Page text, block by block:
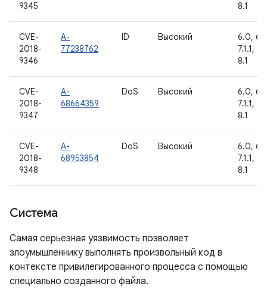
9345
8.1
CVE-
2018-
9346
A-
77238762
ID Высокий
6.0,
7.1.1,
8.1
CVE-
2018-
9347
A-
68664359
DoS Высокий
6.0,
7.1.1,
8.1
CVE-
2018-
9348
A-
68953854
DoS Высокий
6.0,
7.1.1,
8.1
Система
Самая серьезная уязвимость позволяет
злоумышленнику выполнять произвольный код в
контексте привилегированного процесса с помощью
специально созданного файла.